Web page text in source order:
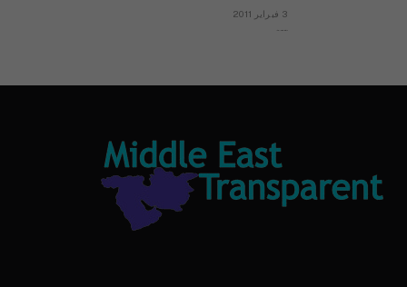
3 فبراير 2011